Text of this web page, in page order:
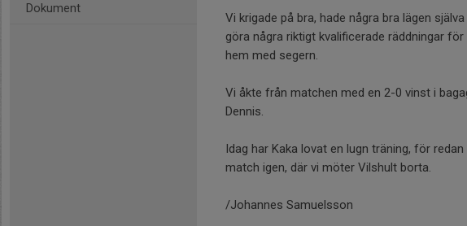
Dokument
Vi krigade på bra, hade några bra lägen
göra några riktigt kvalificerade räddningar
hem med segern.
Vi åkte från matchen med en 2-0 vinst i
Dennis.
Idag har Kaka lovat en lugn träning, för
match igen, där vi möter Vilshult borta.
/Johannes Samuelsson